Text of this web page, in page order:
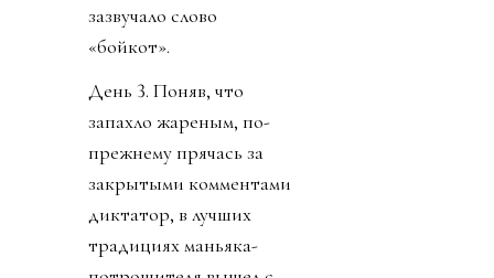
зазвучало слово
«бойкот».
День 3. Поняв, что
запахло жареным, по-
прежнему прячась за
закрытыми комментами
диктатор, в лучших
традициях маньяка-